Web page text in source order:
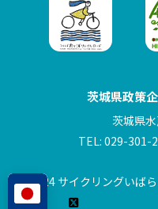
茨城県政策
茨城県
TEL: 029-301-
© 2024 サイクリングいば